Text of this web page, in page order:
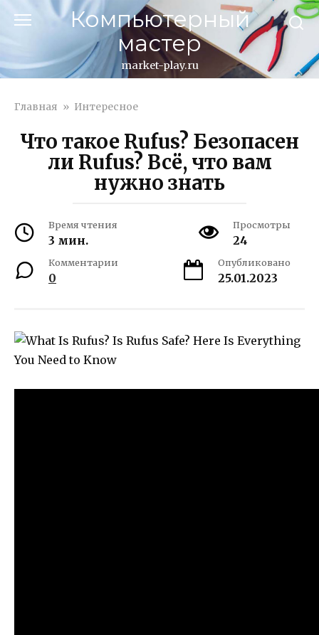
Перейти
Компьютерный
мастер
market-play.ru
Главная » Интересное
Что такое Rufus? Безопасен
ли Rufus? Всё, что вам
нужно знать
Время чтения
3 мин.
Просмотры
24
Комментарии
0
Опубликовано
25.01.2023